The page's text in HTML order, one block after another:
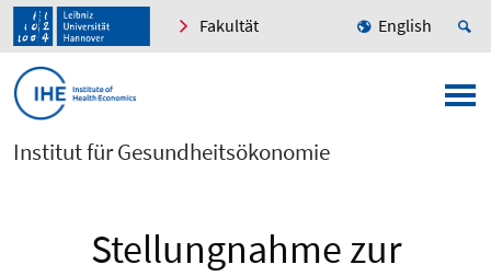
Fakultät English
Institut für Gesundheitsökonomie
Stellungnahme zur